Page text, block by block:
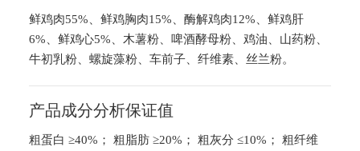
鲜鸡肉55%、鲜鸡胸肉15%、酶解鸡肉12%、鲜鸡肝
6%、鲜鸡心5%、木薯粉、啤酒酵母粉、鸡油、山药粉、
牛初乳粉、螺旋藻粉、车前子、纤维素、丝兰粉。
产品成分分析保证值
粗蛋白 ≥40%； 粗脂肪 ≥20%； 粗灰分 ≤10%； 粗纤维